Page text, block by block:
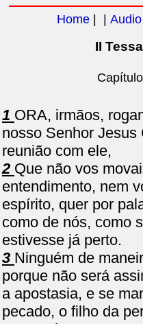
Home| | Audio
II
1 ORA, irmãos,
nosso Senhor
reunião com ele,
2 Que não vos
entendimento, nem
espírito, quer por
como de nós, como
estivesse já perto.
3 Ninguém de
porque não será
a apostasia, e se
pecado, o filho da